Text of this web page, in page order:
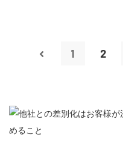
1 2